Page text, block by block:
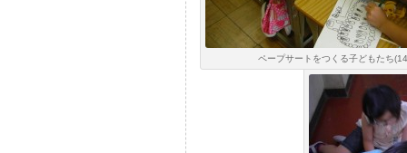
ペープサートをつくる子どもたち